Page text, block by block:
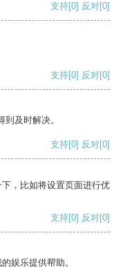
支持[0] 反对[0]
支持[0] 反对[0]
及时解决。
支持[0] 反对[0]
，比如将设置页面进行优
支持[0] 反对[0]
娱乐提供帮助。